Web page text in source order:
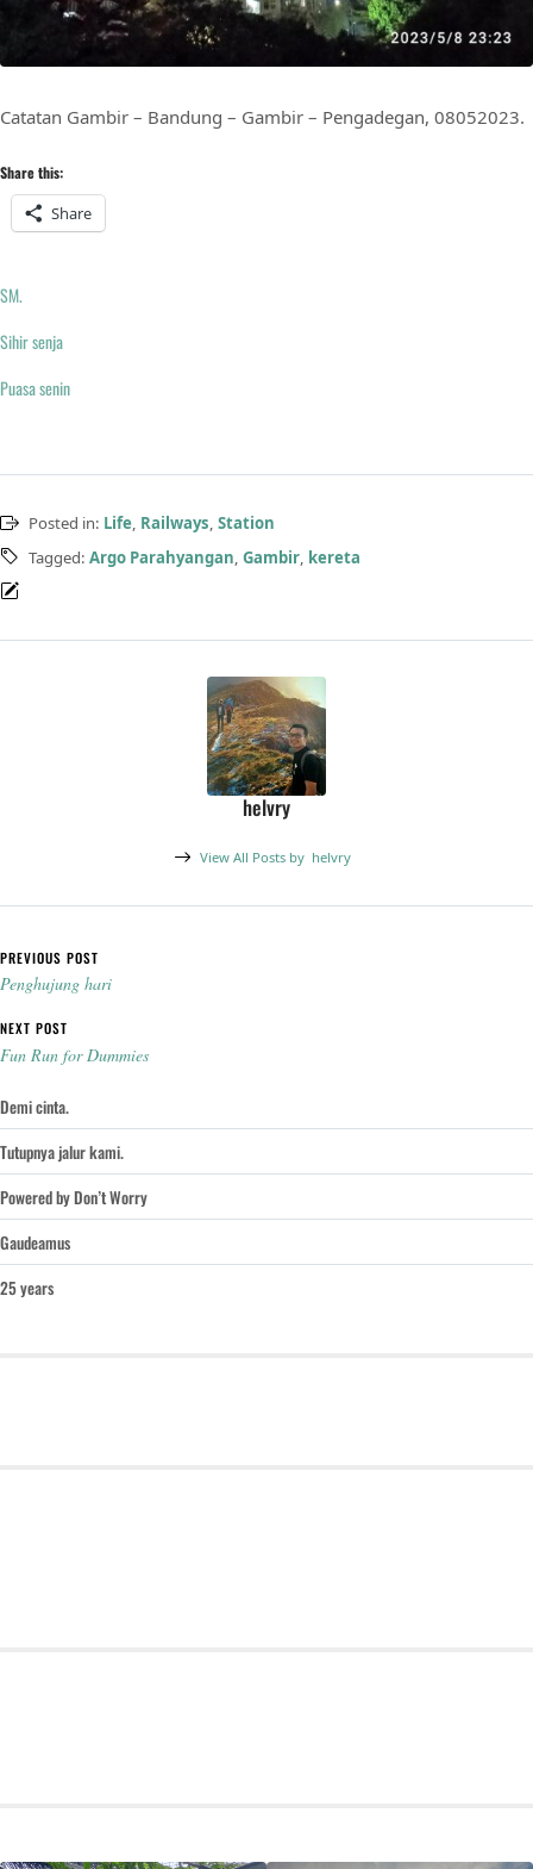
Catatan Gambir – Bandung – Gambir – Pengadegan, 08052023.
Share this:
Share
SM.
Sihir senja
Puasa senin
Posted in: Life, Railways, Station
Tagged: Argo Parahyangan, Gambir, kereta
helvry
View All Posts by helvry
Post navigation
PREVIOUS POST
Penghujung hari
NEXT POST
Fun Run for Dummies
Demi cinta.
Tutupnya jalur kami.
Powered by Don’t Worry
Gaudeamus
25 years